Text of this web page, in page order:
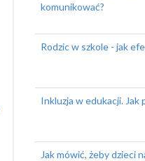
komunikować?
Rodzic w szkole - jak
Inkluzja w edukacji. Jak
Jak mówić, żeby dzieci